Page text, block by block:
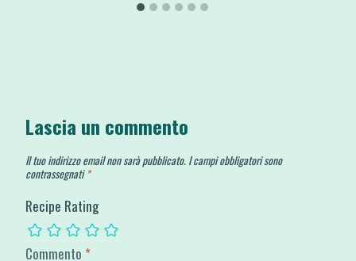
Lascia un commento
Il tuo indirizzo email non sarà pubblicato. I campi obbligatori sono
contrassegnati *
Recipe Rating
Commento *